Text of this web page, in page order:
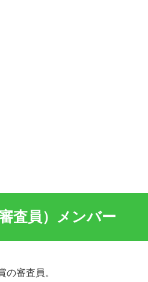
査員）メンバー
審査員。